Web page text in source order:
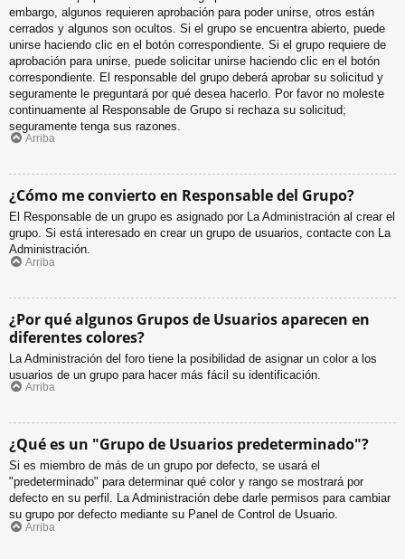
embargo, algunos requieren aprobación para poder unirse, otros están
cerrados y algunos son ocultos. Si el grupo se encuentra abierto, puede
unirse haciendo clic en el botón correspondiente. Si el grupo requiere de
aprobación para unirse, puede solicitar unirse haciendo clic en el botón
correspondiente. El responsable del grupo deberá aprobar su solicitud y
seguramente le preguntará por qué desea hacerlo. Por favor no moleste
continuamente al Responsable de Grupo si rechaza su solicitud;
seguramente tenga sus razones.
Arriba
¿Cómo me convierto en Responsable del Grupo?
El Responsable de un grupo es asignado por La Administración al crear el
grupo. Si está interesado en crear un grupo de usuarios, contacte con La
Administración.
Arriba
¿Por qué algunos Grupos de Usuarios aparecen en
diferentes colores?
La Administración del foro tiene la posibilidad de asignar un color a los
usuarios de un grupo para hacer más fácil su identificación.
Arriba
¿Qué es un "Grupo de Usuarios predeterminado"?
Si es miembro de más de un grupo por defecto, se usará el
"predeterminado" para determinar qué color y rango se mostrará por
defecto en su perfil. La Administración debe darle permisos para cambiar
su grupo por defecto mediante su Panel de Control de Usuario.
Arriba